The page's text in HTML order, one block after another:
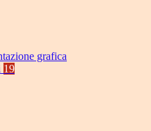
grafica
19